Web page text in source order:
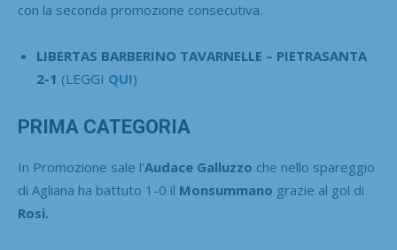
con la seconda promozione consecutiva.
LIBERTAS BARBERINO TAVARNELLE – PIETRASANTA
2-1 (LEGGI QUI)
PRIMA CATEGORIA
In Promozione sale l’Audace Galluzzo che nello spareggio
di Agliana ha battuto 1-0 il Monsummano grazie al gol di
Rosi.